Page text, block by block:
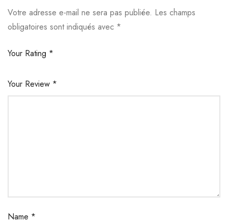
Votre adresse e-mail ne sera pas publiée. Les champs
obligatoires sont indiqués avec *
Your Rating *
Your Review *
Name *